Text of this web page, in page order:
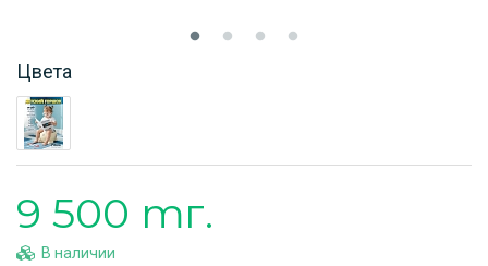
Цвета
9 500 тг.
В наличии